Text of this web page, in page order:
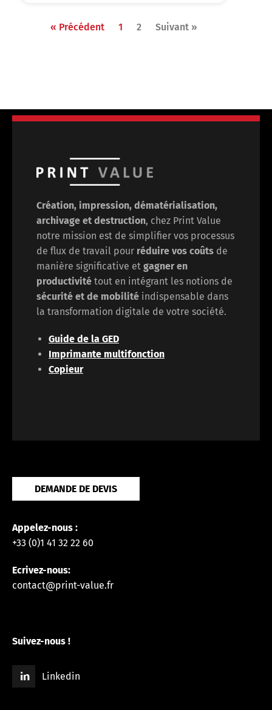
« Précédent 1 2 Suivant »
Création, impression, dématérialisation,
archivage et destruction, chez Print Value
notre mission est de simplifier vos processus
de flux de travail pour réduire vos coûts de
manière significative et gagner en
productivité tout en intégrant les notions de
sécurité et de mobilité indispensable dans
la transformation digitale de votre société.
Guide de la GED
Imprimante multifonction
Copieur
DEMANDE DE DEVIS
Appelez-nous :
+33 (0)1 41 32 22 60
Ecrivez-nous:
contact@print-value.fr
Suivez-nous !
Linkedin